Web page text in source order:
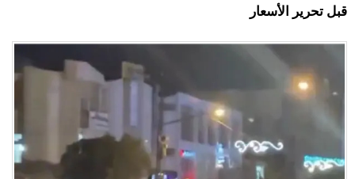
قبل تحرير الأسعار